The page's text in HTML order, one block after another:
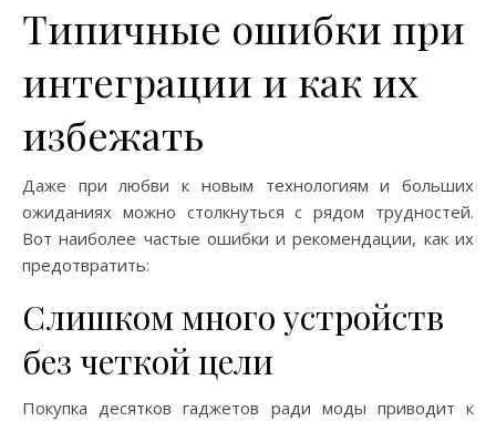
Типичные ошибки при
интеграции и как их
избежать
Даже при любви к новым технологиям и больших
ожиданиях можно столкнуться с рядом трудностей.
Вот наиболее частые ошибки и рекомендации, как их
предотвратить:
Слишком много устройств
без четкой цели
Покупка десятков гаджетов ради моды приводит к